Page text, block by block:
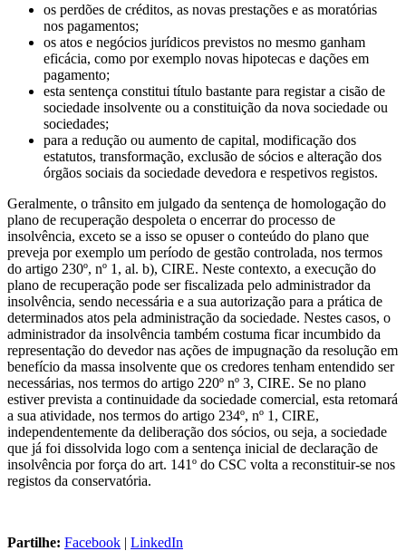
os perdões de créditos, as novas prestações e as moratórias
nos pagamentos;
os atos e negócios jurídicos previstos no mesmo ganham
eficácia, como por exemplo novas hipotecas e dações em
pagamento;
esta sentença constitui título bastante para registar a cisão de
sociedade insolvente ou a constituição da nova sociedade ou
sociedades;
para a redução ou aumento de capital, modificação dos
estatutos, transformação, exclusão de sócios e alteração dos
órgãos sociais da sociedade devedora e respetivos registos.
Geralmente, o trânsito em julgado da sentença de homologação do
plano de recuperação despoleta o encerrar do processo de
insolvência, exceto se a isso se opuser o conteúdo do plano que
preveja por exemplo um período de gestão controlada, nos termos
do artigo 230º, nº 1, al. b), CIRE. Neste contexto, a execução do
plano de recuperação pode ser fiscalizada pelo administrador da
insolvência, sendo necessária e a sua autorização para a prática de
determinados atos pela administração da sociedade. Nestes casos, o
administrador da insolvência também costuma ficar incumbido da
representação do devedor nas ações de impugnação da resolução em
benefício da massa insolvente que os credores tenham entendido ser
necessárias, nos termos do artigo 220º nº 3, CIRE. Se no plano
estiver prevista a continuidade da sociedade comercial, esta retomará
a sua atividade, nos termos do artigo 234º, nº 1, CIRE,
independentemente da deliberação dos sócios, ou seja, a sociedade
que já foi dissolvida logo com a sentença inicial de declaração de
insolvência por força do art. 141º do CSC volta a reconstituir-se nos
registos da conservatória.
Partilhe: Facebook | LinkedIn